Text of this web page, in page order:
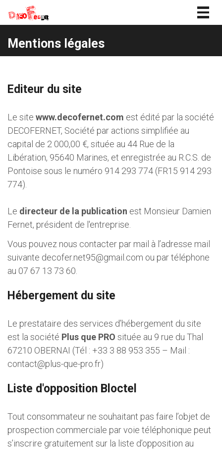
Mentions légales
Editeur du site
Le site www.decofernet.com est édité par la société
DECOFERNET, Société par actions simplifiée au
capital de 2 000,00 €, située au 44 Rue de la
Libération, 95640 Marines, et enregistrée au R.C.S. de
Pontoise sous le numéro 914 293 774 (FR15 914 293
774).
Le directeur de la publication est Monsieur Damien
Fernet, président de l'entreprise.
Vous pouvez nous contacter par mail à l’adresse mail
suivante decofer.net95@gmail.com ou par téléphone
au 07 67 13 73 60.
Hébergement du site
Le prestataire des services d’hébergement du site
est la société Plus que PRO située au 9 rue du Thal
67210 OBERNAI (Tél : +33 3 88 953 355 – Mail :
contact@plus-que-pro.fr)
Liste d'opposition Bloctel
Tout consommateur ne souhaitant pas faire l’objet de
prospection commerciale par voie téléphonique peut
s’inscrire gratuitement sur la liste d’opposition au